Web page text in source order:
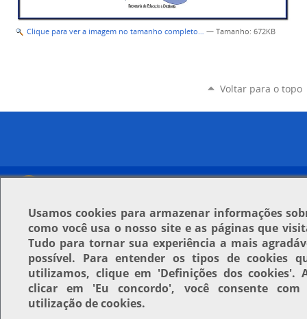
Clique para ver a imagem no tamanho completo… — Tamanho: 672KB
Voltar para o topo
Usamoscookies para armazenar informações
como você usa o nosso site e as páginas que
Tudo para tornar sua experiência a mais
possível. Para entender os tipos de cookies
utilizamos, clique em 'Definições dos cookies'.
clicar em 'Eu concordo', você consente com
utilização de cookies.